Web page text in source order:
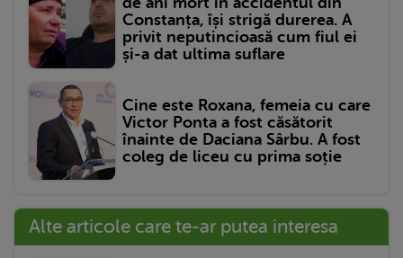
Constanța, își strigă durerea. A
privit neputincioasă cum fiul ei
și-a dat ultima suflare
Cine este Roxana, femeia cu care
Victor Ponta a fost căsătorit
înainte de Daciana Sârbu. A fost
coleg de liceu cu prima soție
Alte articole care te-ar putea interesa